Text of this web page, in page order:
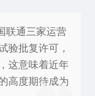
联通三家运营
验批复许可，
这意味着近年
高度期待成为